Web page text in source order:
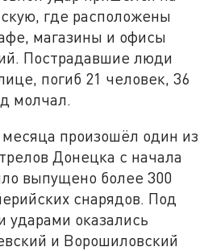
где расположены
магазины и офисы
Пострадавшие люди
погиб 21 человек, 36
молчал.
произошёл один из
Донецка с начала
выпущено более 300
снарядов. Под
ударами оказались
и Ворошиловский